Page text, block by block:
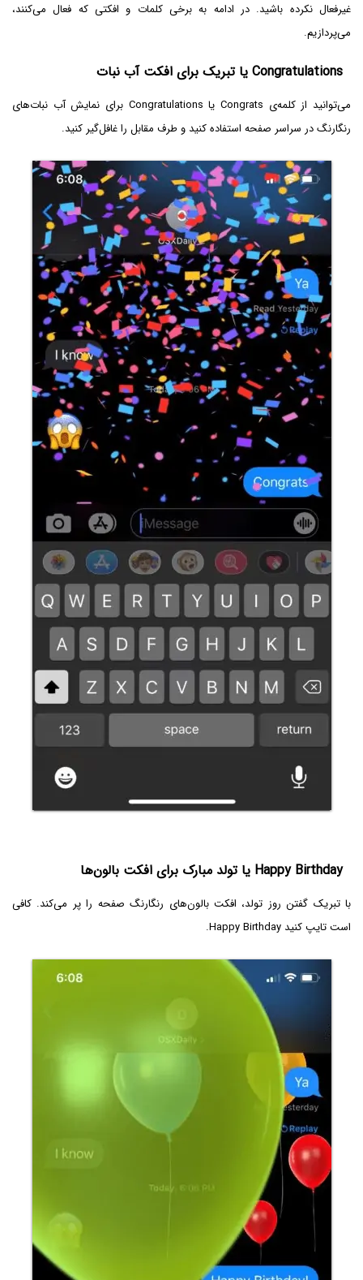
غیرفعال نکرده باشید. در ادامه به برخی کلمات و افکتی که فعال می‌کنند،
می‌پردازیم.
Congratulations یا تبریک برای افکت آب نبات
می‌توانید از کلمه‌ی Congrats یا Congratulations برای نمایش آب نبات‌های
رنگارنگ در سراسر صفحه استفاده کنید و طرف مقابل را غافل‌گیر کنید.
Happy Birthday یا تولد مبارک برای افکت بالون‌ها
با تبریک گفتن روز تولد، افکت بالون‌های رنگارنگ صفحه را پر می‌کند. کافی
است تایپ کنید Happy Birthday.